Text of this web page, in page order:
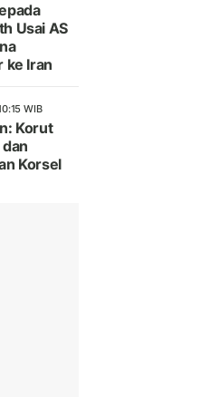
Usai AS
ke Iran
WIB
Korut
Korsel